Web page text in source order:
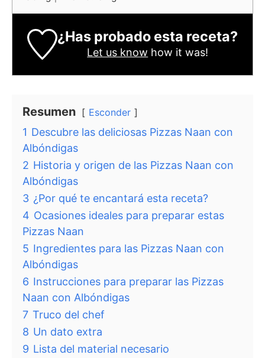
¿Has probado esta receta?
Let us know how it was!
Resumen Esconder
1 Descubre las deliciosas Pizzas Naan con
Albóndigas
2 Historia y origen de las Pizzas Naan con
Albóndigas
3 ¿Por qué te encantará esta receta?
4 Ocasiones ideales para preparar estas
Pizzas Naan
5 Ingredientes para las Pizzas Naan con
Albóndigas
6 Instrucciones para preparar las Pizzas
Naan con Albóndigas
7 Truco del chef
8 Un dato extra
9 Lista del material necesario